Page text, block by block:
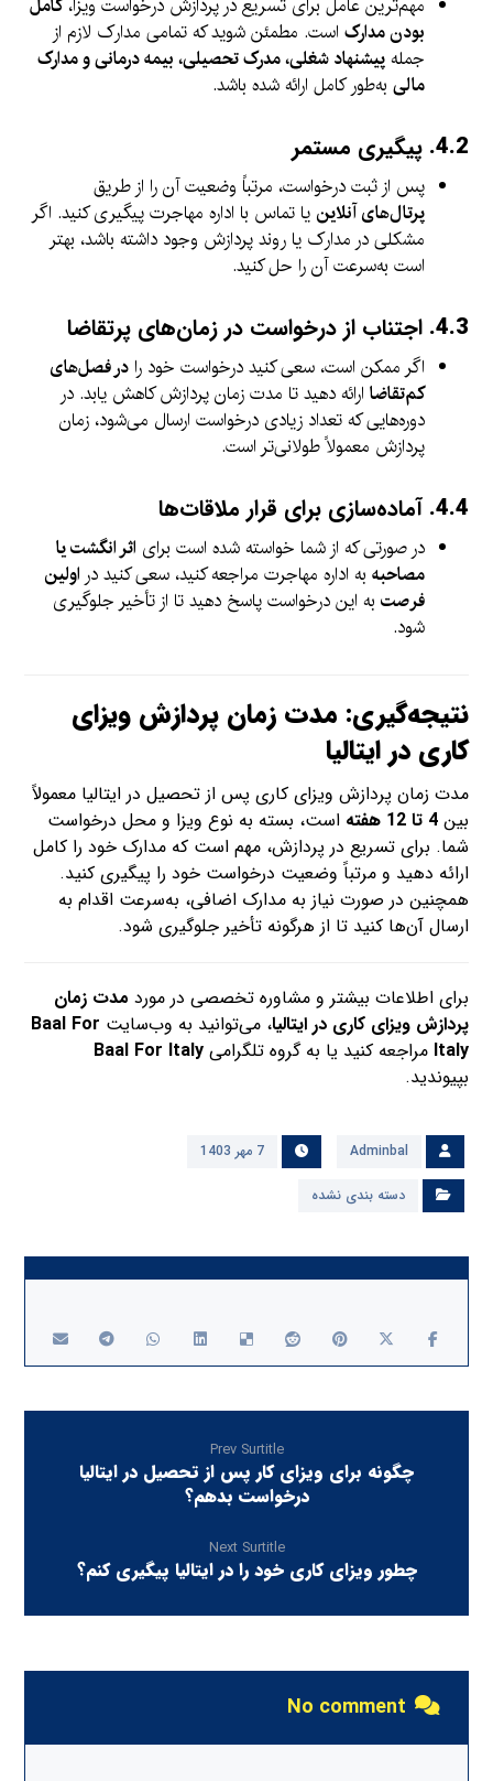
مهم‌ترین عامل برای تسریع در پردازش درخواست ویزا،کامل
بودن مدارک است. مطمئن شوید که تمامی مدارک لازم از
جملهپیشنهاد شغلی، مدرک تحصیلی، بیمه درمانی و مدارک
مالی به‌طور کامل ارائه شده باشد.
4.2. پیگیری مستمر
پس از ثبت درخواست، مرتباً وضعیت آن را از طریق
پرتال‌های آنلاین یا تماس با اداره مهاجرت پیگیری کنید. اگر
مشکلی در مدارک یا روند پردازش وجود داشته باشد، بهتر
است به‌سرعت آن را حل کنید.
4.3. اجتناب از درخواست در زمان‌های پرتقاضا
اگر ممکن است، سعی کنید درخواست خود رادر فصل‌های
کم‌تقاضا ارائه دهید تا مدت زمان پردازش کاهش یابد. در
دوره‌هایی که تعداد زیادی درخواست ارسال می‌شود، زمان
پردازش معمولاً طولانی‌تر است.
4.4. آماده‌سازی برای قرار ملاقات‌ها
در صورتی که از شما خواسته شده است برای اثر انگشت یا
مصاحبه به اداره مهاجرت مراجعه کنید، سعی کنید در اولین
فرصت به این درخواست پاسخ دهید تا از تأخیر جلوگیری
شود.
نتیجه‌گیری: مدت زمان پردازش ویزای
کاری در ایتالیا
مدت زمان پردازش ویزای کاری پس از تحصیل در ایتالیا معمولاً
بین4 تا 12 هفته
است، بسته به نوع ویزا و محل درخواست
شما. برای تسریع در پردازش، مهم است که مدارک خود را کامل
ارائه دهید و مرتباً وضعیت درخواست خود را پیگیری کنید.
همچنین در صورت نیاز به مدارک اضافی، به‌سرعت اقدام به
ارسال آن‌ها کنید تا از هرگونه تأخیر جلوگیری شود.
برای اطلاعات بیشتر و مشاوره تخصصی در مورد مدت زمان
پردازش ویزای کاری در ایتالیا، می‌توانید به وب‌سایت Baal For
Italy مراجعه کنید یا به گروه تلگرامیBaal For Italy
بپیوندید.
Adminbal 7 مهر 1403
دسته بندی نشده
Prev Surtitle
چگونه برای ویزای کار پس از تحصیل در ایتالیا
درخواست بدهم؟
Next Surtitle
چطور ویزای کاری خود را در ایتالیا پیگیری کنم؟
No comment